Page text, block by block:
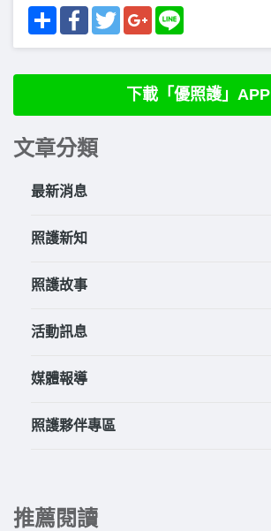
Share FacebookTwitterGoogle+
下載「優照護」APP
文章分類
最新消息
照護新知
照護故事
活動訊息
媒體報導
照護夥伴專區
推薦閱讀